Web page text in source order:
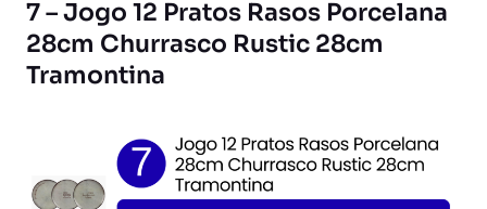
7 – Jogo 12 Pratos Rasos Porcelana
28cm Churrasco Rustic 28cm
Tramontina